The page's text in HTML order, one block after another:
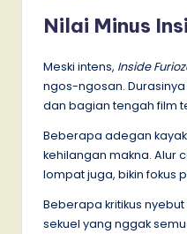
Nilai Minus
Meski intens, Inside
ngos-ngosan.
dan bagian tengah film
Beberapa adegan
kehilangan makna. Alur
lompat juga, bikin fokus
Beberapa kritikus nyebut
sekuel yang nggak